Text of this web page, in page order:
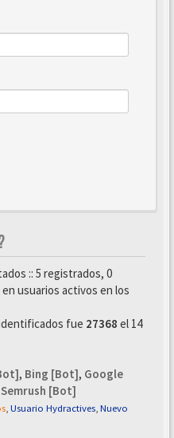
:: 5 registrados, 0
usuarios activos en los
fue 27368 el 14
, Bing [Bot], Google
Semrush [Bot]
Usuario Hydractives Nuevo